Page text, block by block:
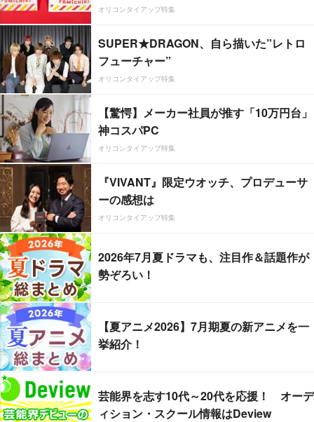
オリコンタイアップ特集
SUPER★DRAGON、自ら描いた”レトロ
フューチャー”
オリコンタイアップ特集
【驚愕】メーカー社員が推す「10万円台」
神コスパPC
オリコンタイアップ特集
『VIVANT』限定ウオッチ、プロデューサ
ーの感想は
オリコンタイアップ特集
2026年7月夏ドラマも、注目作＆話題作が
勢ぞろい！
【夏アニメ2026】7月期夏の新アニメを一
挙紹介！
芸能界を志す10代～20代を応援！ オーデ
ィション・スクール情報はDeview